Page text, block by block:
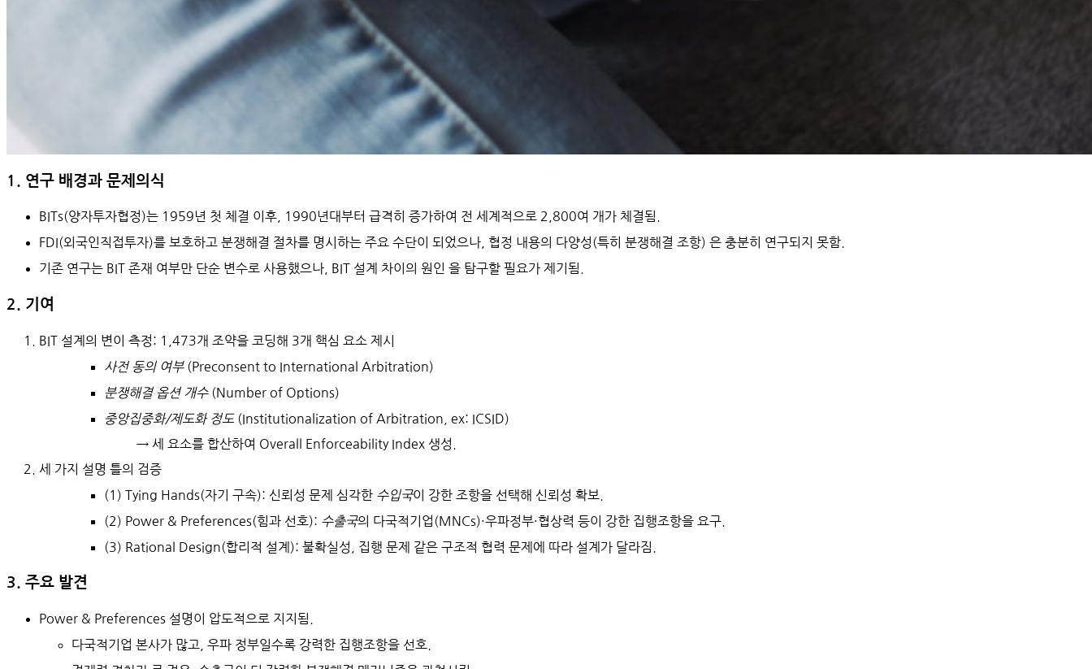
1. 연구 배경과 문제의식
BITs(양자투자협정)는 1959년 첫 체결 이후, 1990년대부터 급격히 증가하여 전 세계적으로 2,800여 개가 체결됨.
FDI(외국인직접투자)를 보호하고 분쟁해결 절차를 명시하는 주요 수단이 되었으나, 협정 내용의 다양성(특히 분쟁해결 조항) 은 충분히 연구되지 못함.
기존 연구는 BIT 존재 여부만 단순 변수로 사용했으나,
BIT 설계 차이의 원인 을 탐구할 필요가 제기됨.
2. 기여
BIT 설계의 변이 측정: 1,473개 조약을 코딩해 3개 핵심 요소 제시
사전 동의 여부 (Preconsent to International Arbitration)
분쟁해결 옵션 개수 (Number of Options)
중앙집중화/제도화 정도 (Institutionalization of Arbitration, ex: ICSID)
→ 세 요소를 합산하여 Overall Enforceability Index 생성.
세 가지 설명 틀의 검증
(1) Tying Hands(자기 구속): 신뢰성 문제 심각한 수입국이 강한 조항을 선택해 신뢰성 확보.
(2) Power & Preferences(힘과 선호): 수출국의 다국적기업(MNCs)·우파정부·협상력 등이 강한 집행조항을 요구.
(3) Rational Design(합리적 설계): 불확실성, 집행 문제 같은 구조적 협력 문제에 따라 설계가 달라짐.
3. 주요 발견
Power & Preferences 설명이 압도적으로 지지됨.
다국적기업 본사가 많고, 우파 정부일수록 강력한 집행조항을 선호.